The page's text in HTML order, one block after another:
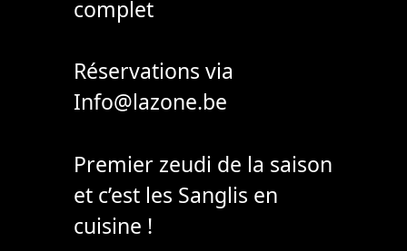
complet
Réservations via
Info@lazone.be
Premier zeudi de la saison
et c’est les Sanglis en
cuisine !